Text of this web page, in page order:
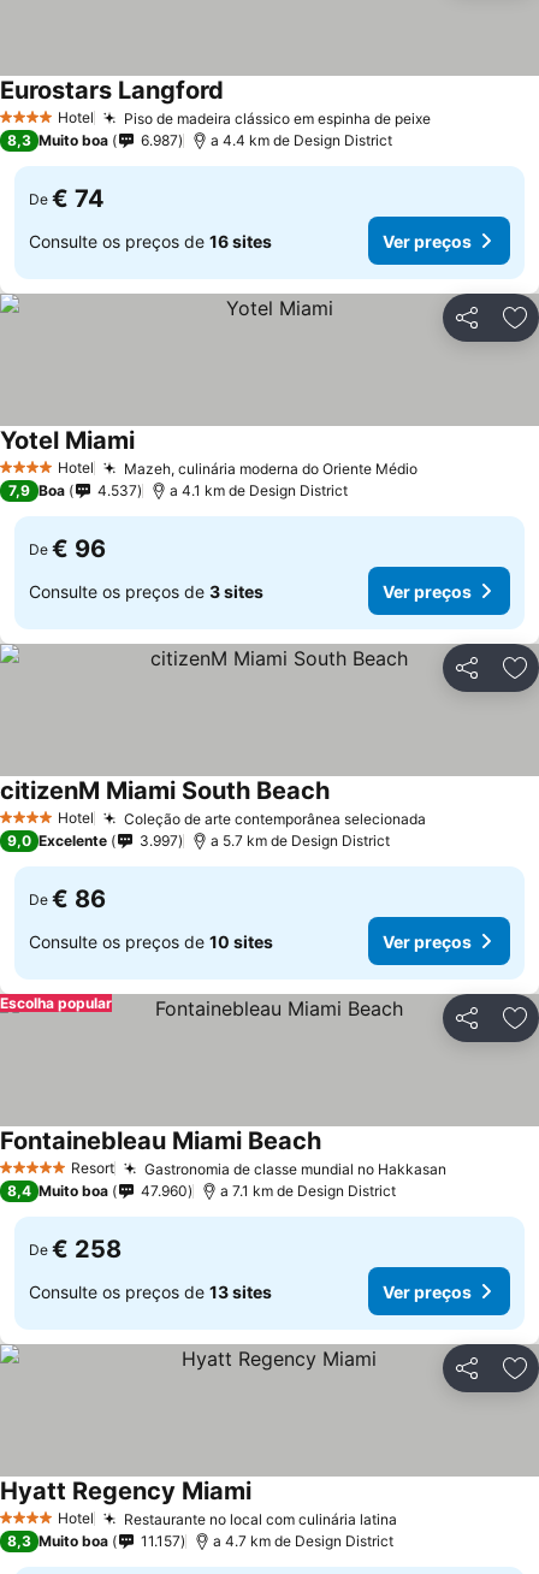
4 EstrelasHotel Piso de madeira clássico em espinha de peixe
Eurostars Langford
8,3 Muito boa 6.987 a 4.4 km de Design District
De € 74
Consulte os preços de 16 sites Ver preços
Partilhar
4 EstrelasHotel Mazeh, culinária moderna do Oriente Médio
Yotel Miami
7,9 Boa 4.537 a 4.1 km de Design District
De € 96
Consulte os preços de 3 sites Ver preços
Partilhar
4 EstrelasHotel Coleção de arte contemporânea selecionada
citizenM Miami South Beach
9,0 Excelente 3.997 a 5.7 km de Design District
De € 86
Consulte os preços de 10 sites Ver preços
Partilhar
Escolha popular
5 Estrelas Resort Gastronomia de classe mundial no Hakkasan
Fontainebleau Miami Beach
8,4 Muito boa 47.960 a 7.1 km de Design District
De € 258
Consulte os preços de 13 sites Ver preços
Partilhar
4 EstrelasHotel Restaurante no local com culinária latina
Hyatt Regency Miami
8,3 Muito boa 11.157 a 4.7 km de Design District